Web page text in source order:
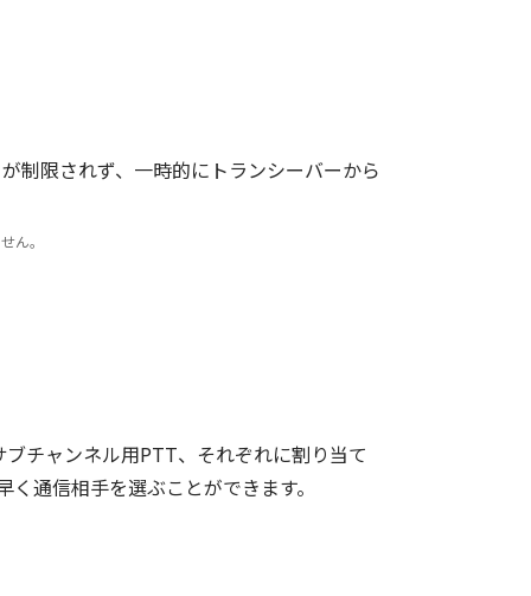
制限されず、一時的にトランシーバーから
ん。
チャンネル用PTT、それぞれに割り当て
通信相手を選ぶことができます。